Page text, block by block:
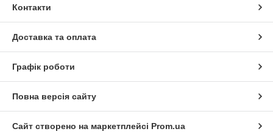
Контакти
Доставка та оплата
Графік роботи
Повна версія сайту
Сайт створено на маркетплейсі Prom.ua